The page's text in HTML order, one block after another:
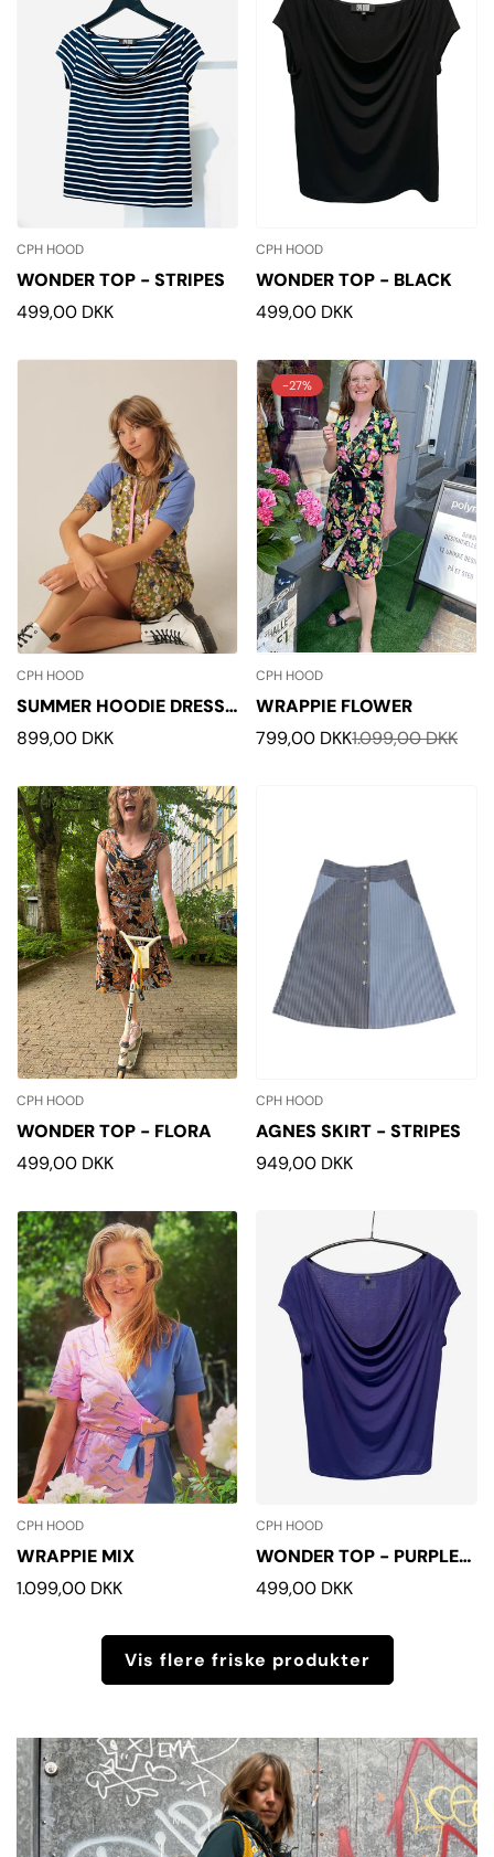
CPH HOOD
WONDER TOP - STRIPES
Normalpris
499,00 DKK
CPH HOOD
WONDER TOP - BLACK
Normalpris
499,00 DKK
CPH HOOD
SUMMER HOODIE DRESS
- BLOSSOM
Normalpris
899,00 DKK
-27%
CPH HOOD
WRAPPIE FLOWER
Udsalgspris
799,00 DKK
Normalpris 1.099,00 DKK
CPH HOOD
WONDER TOP - FLORA
Normalpris
499,00 DKK
CPH HOOD
AGNES SKIRT - STRIPES
Normalpris
949,00 DKK
CPH HOOD
WRAPPIE MIX
Normalpris
1.099,00 DKK
CPH HOOD
WONDER TOP - PURPLE
BLUE
Normalpris
499,00 DKK
Vis flere friske produkter
Confirm your age
Are you 18 years old or older?
Yes, I am